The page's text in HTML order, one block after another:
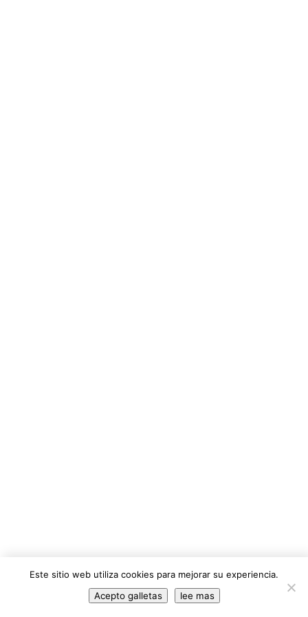
Spanish
English
Este sitio web utiliza cookies para mejorar su experiencia.
Acepto galletas
lee mas